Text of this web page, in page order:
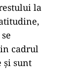
la
cadrul
și sunt